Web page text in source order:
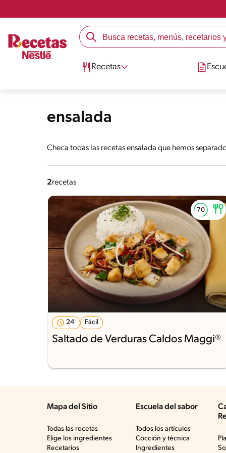
Recetas
ensalada
Checa todas las recetas ensalada que hemos
2recetas
24' Fácil
Saltado de Verduras Caldos Maggi®
Mapa del Sitio
Todas las recetas
Elige los ingredientes
Recetarios
Escuela del sabor
Todos los artículos
Cocción y técnica
Ingredientes